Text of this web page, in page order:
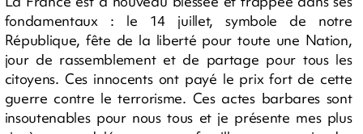
fondamentaux : le 14 juillet, symbole de notre
République, fête de la liberté pour toute une Nation,
jour de rassemblement et de partage pour tous les
citoyens. Ces innocents ont payé le prix fort de cette
guerre contre le terrorisme. Ces actes barbares sont
insoutenables pour nous tous et je présente mes plus